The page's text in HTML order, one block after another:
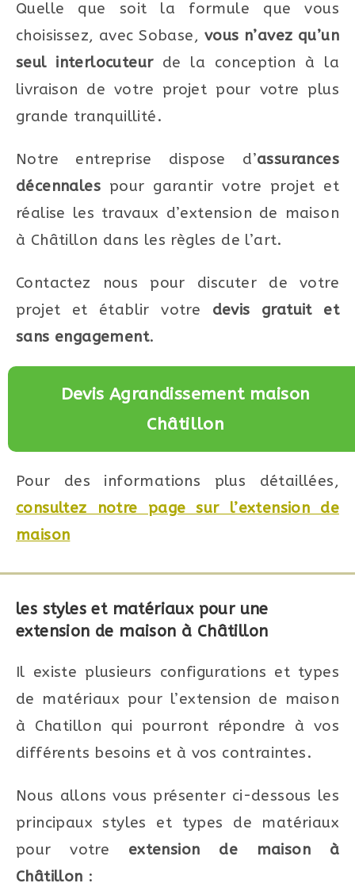
Quelle que soit la formule que vous
choisissez, avec Sobase, vous n’avez qu’un
seul interlocuteurde la conception à la
livraison de votre projet pour votre plus
grande tranquillité.
Notre entreprise dispose d’assurances
décennales pour garantir votre projet et
réalise les travaux d’extension de maison
à Châtillon dans les règles de l’art.
Contactez nous pour discuter de votre
projet et établir votre devis gratuit et
sans engagement.
Devis Agrandissement maison
Châtillon
Pour des informations plus détaillées,
consultez notre page sur l’extension de
maison
les styles et matériaux pour une
extension de maison à Châtillon
Il existe plusieurs configurations et types
de matériaux pour l’extension de maison
à Chatillon qui pourront répondre à vos
différents besoins et à vos contraintes.
Nous allons vous présenter ci-dessous les
principaux styles et types de matériaux
pour votre extension de maison à
Châtillon :